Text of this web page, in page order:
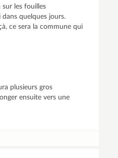
les fouilles
quelques jours.
ce sera la commune qui
plusieurs gros
ensuite vers une